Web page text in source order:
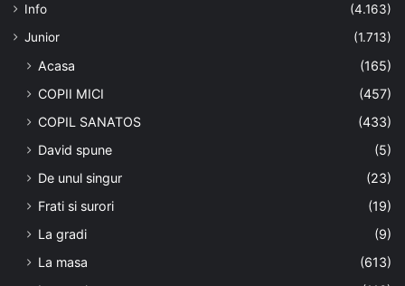
Info
(4.163)
Junior
(1.713)
Acasa
(165)
COPII MICI
(457)
COPIL SANATOS
(433)
David spune
(5)
De unul singur
(23)
Frati si surori
(19)
La gradi
(9)
La masa
(613)